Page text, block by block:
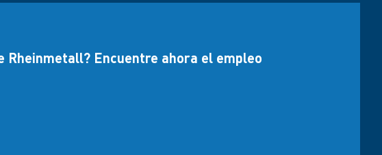
Encuentre ahora el empleo